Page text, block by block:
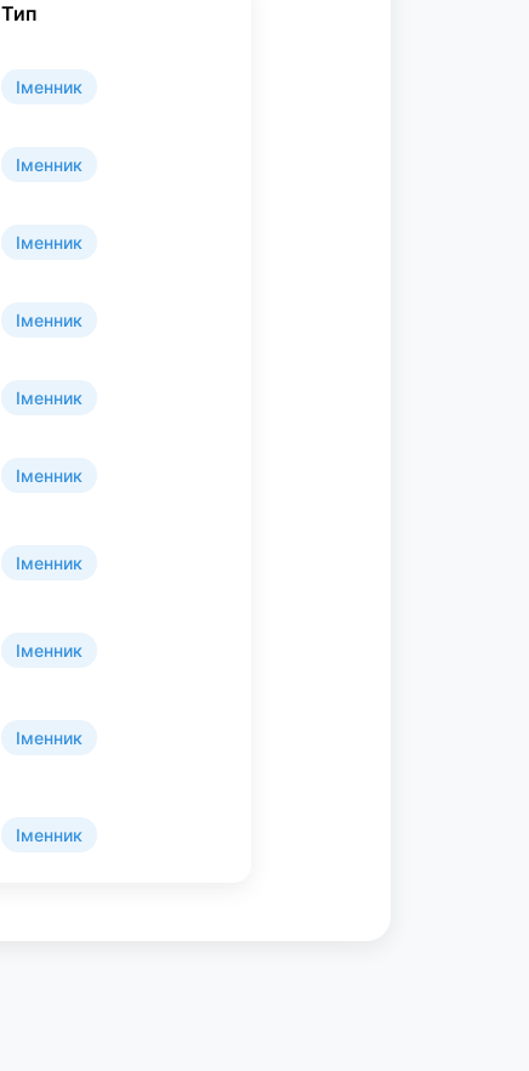
Тип
Іменник
Іменник
Іменник
Іменник
Іменник
Іменник
Іменник
Іменник
Іменник
Іменник